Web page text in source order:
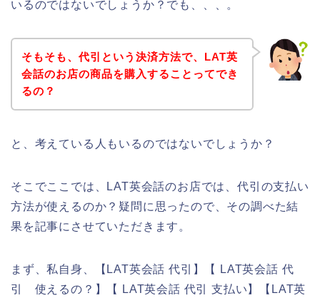
いるのではないでしょうか？でも、、、。
そもそも、代引という決済方法で、LAT英
会話のお店の商品を購入することってでき
るの？
と、考えている人もいるのではないでしょうか？
そこでここでは、LAT英会話のお店では、代引の支払い
方法が使えるのか？疑問に思ったので、その調べた結
果を記事にさせていただきます。
まず、私自身、【LAT英会話 代引】【 LAT英会話 代
引 使えるの？】【 LAT英会話 代引 支払い】【LAT英